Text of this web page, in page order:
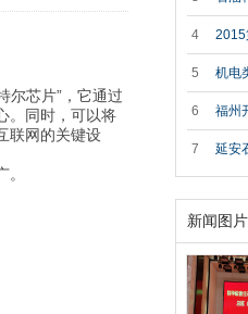
尔芯片”，它通过
。同时，可以将
联网的关键设
。
4 2015
5 机电
6 福州
7 延安
新闻图片